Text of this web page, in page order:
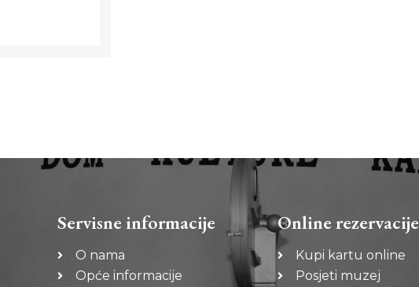
Servisne informacije
O nama
Opće informacije
Online rezervacije
Kupi kartu online
Posjeti muzej